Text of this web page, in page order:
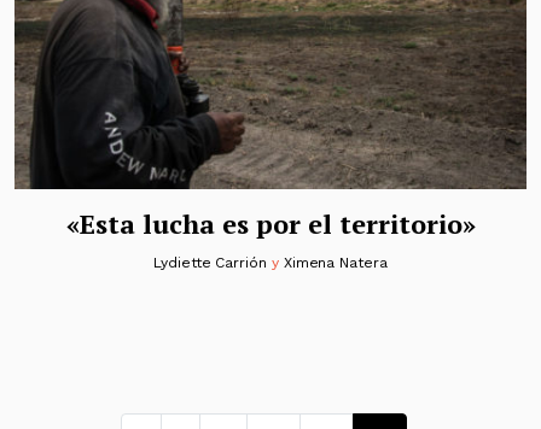
«Esta lucha es por el territorio»
Lydiette Carrión y Ximena Natera